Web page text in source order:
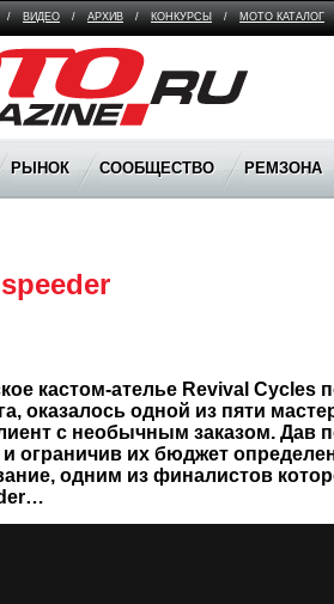
/ ВИДЕО / АРХИВ / КОНКУРСЫ / МОТО КАТАЛОГ
РЫНОК СООБЩЕСТВО РЕМЗОНА
оказалось одной из пяти
с необычным заказом. Дав
и ограничив их бюджет
одним из финалистов